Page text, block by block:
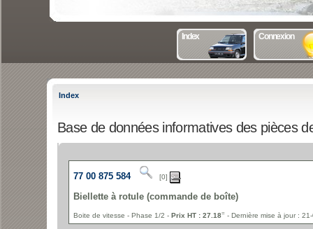
Index Connexion
Index
Base de données informatives des pièces
77 00 875 584 [0]
Biellette à rotule (commande de boîte)
Boite de vitesse - Phase 1/2 - Prix HT : 27.18= - Dernière mise à jour :